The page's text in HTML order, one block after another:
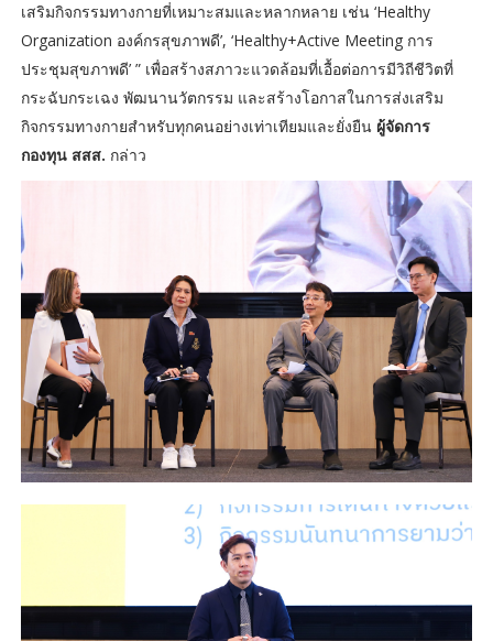
เสริมกิจกรรมทางกายที่เหมาะสมและหลากหลาย เช่น ‘Healthy
Organization องค์กรสุขภาพดี’, ‘Healthy+Active Meeting การ
ประชุมสุขภาพดี’ ” เพื่อสร้างสภาวะแวดล้อมที่เอื้อต่อการมีวิถีชีวิตที่
กระฉับกระเฉง พัฒนานวัตกรรม และสร้างโอกาสในการส่งเสริม
กิจกรรมทางกายสำหรับทุกคนอย่างเท่าเทียมและยั่งยืนผู้จัดการ
กองทุน สสส. กล่าว